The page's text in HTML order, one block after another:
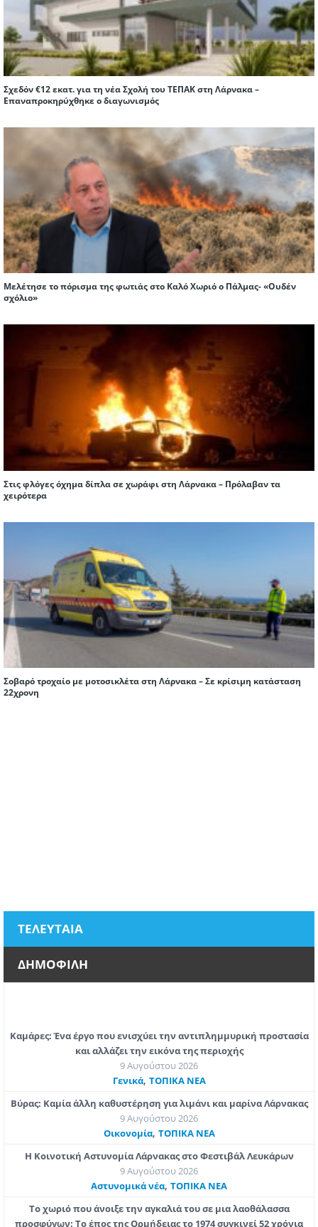
Σχεδόν €12 εκατ. για τη νέα Σχολή του ΤΕΠΑΚ στη Λάρνακα –
Επαναπροκηρύχθηκε ο διαγωνισμός
Μελέτησε το πόρισμα της φωτιάς στο Καλό Χωριό ο Πάλμας- «Ουδέν
σχόλιο»
Στις φλόγες όχημα δίπλα σε χωράφι στη Λάρνακα – Πρόλαβαν τα
χειρότερα
Σοβαρό τροχαίο με μοτοσικλέτα στη Λάρνακα – Σε κρίσιμη κατάσταση
22χρονη
ΤΕΛΕΥΤΑΙΑ
ΔΗΜΟΦΙΛΗ
Καμάρες: Ένα έργο που ενισχύει την αντιπλημμυρική προστασία
και αλλάζει την εικόνα της περιοχής
9 Αυγούστου 2026
Γενικά, ΤΟΠΙΚΑ ΝΕΑ
Βύρας: Καμία άλλη καθυστέρηση για λιμάνι και μαρίνα Λάρνακας
9 Αυγούστου 2026
Οικονομία, ΤΟΠΙΚΑ ΝΕΑ
Η Κοινοτική Αστυνομία Λάρνακας στο Φεστιβάλ Λευκάρων
9 Αυγούστου 2026
Aστυνομικά νέα, ΤΟΠΙΚΑ ΝΕΑ
Το χωριό που άνοιξε την αγκαλιά του σε μια λαοθάλασσα
προσφύγων: Το έπος της Ορμήδειας το 1974 συγκινεί 52 χρόνια